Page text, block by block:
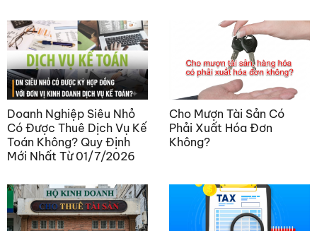
Doanh Nghiệp Siêu Nhỏ
Có Được Thuê Dịch Vụ Kế
Toán Không? Quy Định
Mới Nhất Từ 01/7/2026
Cho Mượn Tài Sản Có
Phải Xuất Hóa Đơn
Không?